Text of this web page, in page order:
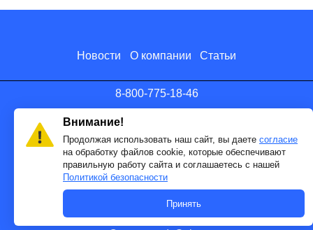
Новости О компании Статьи
8-800-775-18-46
info@antenna.ru
Внимание!
Продолжая использовать наш сайт, вы даете согласие
на обработку файлов cookie, которые обеспечивают
правильную работу сайта и соглашаетесь с нашей
Политикой безопасности
Принять